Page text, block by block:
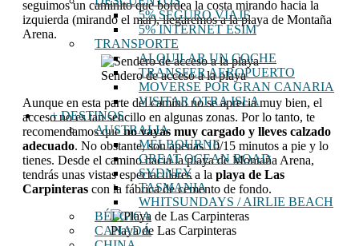
5% SEGURO VIAJE
5% INTERNET ESIM
TRANSPORTE
ALQUILAR UN COCHE
TRANSFER AEROPUERTO
MOVERSE POR GRAN CANARIA
VISITAR OTRA ISLA
+ DESTINOS
AUSTRALIA
MELBOURNE
GREAT OCEAN ROAD
SYDNEY
TASMANIA
WHITSUNDAYS / AIRLIE BEACH
BÉLGICA
CANADÁ
seguimos un caminito que bordea la costa mirando hacia la
izquierda (mirando el mar), llegaremos a la playa de Montaña
Arena.
Sendero de acceso a la playa
Aunque en esta parte del camino no se aprecia muy bien, el
acceso no es tan sencillo en algunas zonas. Por lo tanto, te
recomendamos queno vayas muy cargado y lleves calzado
adecuado. No obstante, son apenas 10/15 minutos a pie y lo
tienes. Desde el camino hacia la playa de Montaña Arena,
tendrás unas vistas espectaculares a la playa de Las
Carpinteras con la fábrica de cemento de fondo.
Playa de Las Carpinteras